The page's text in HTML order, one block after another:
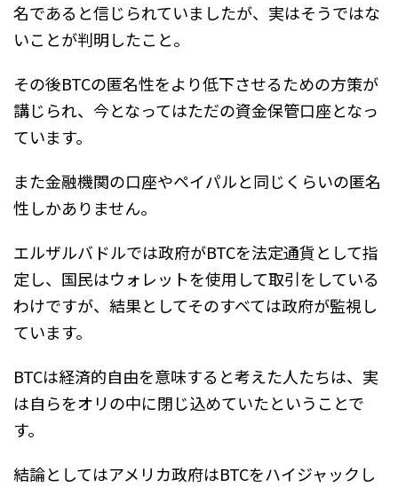
名であると信じられていましたが、実はそうではな
いことが判明したこと。
その後BTCの匿名性をより低下させるための方策が
講じられ、今となってはただの資金保管口座となっ
ています。
また金融機関の口座やペイパルと同じくらいの匿名
性しかありません。
エルザルバドルでは政府がBTCを法定通貨として指
定し、国民はウォレットを使用して取引をしている
わけですが、結果としてそのすべては政府が監視し
ています。
BTCは経済的自由を意味すると考えた人たちは、実
は自らをオリの中に閉じ込めていたということで
す。
結論としてはアメリカ政府はBTCをハイジャックし